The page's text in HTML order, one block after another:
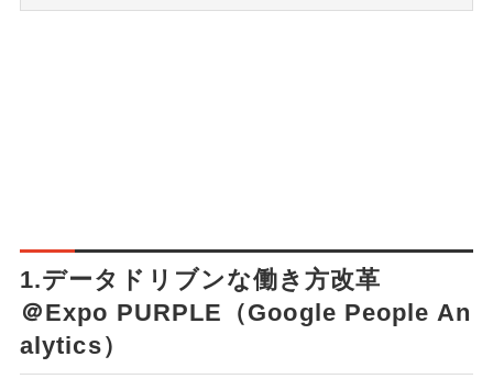
1.データドリブンな働き方改革
＠Expo PURPLE（Google People An
alytics）